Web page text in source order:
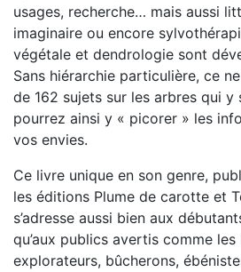
usages, recherche… mais aussi
imaginaire ou encore
végétale et dendrologie sont
Sans hiérarchie particulière, ce
de 162 sujets sur les arbres qui y
pourrez ainsi y « picorer » les
vos envies.
Ce livre unique en son genre,
les éditions Plume de carotte et
s’adresse aussi bien aux
qu’aux publics avertis comme
explorateurs, bûcherons,